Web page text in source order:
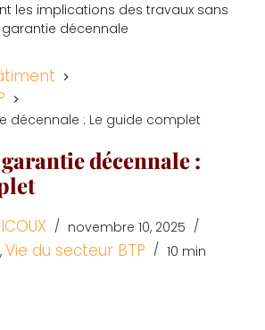
les implications des travaux sans
garantie décennale
décennale : Le guide complet
décennale :
novembre 10, 2025
, Vie du secteur BTP 10 min